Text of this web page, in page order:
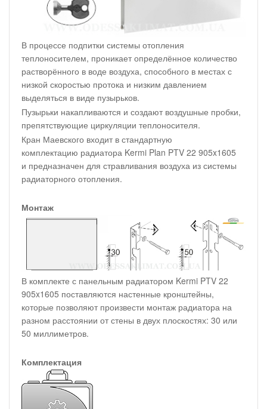
В процессе подпитки системы отопления
теплоносителем, проникает определённое количество
растворённого в воде воздуха, способного в местах с
низкой скоростью протока и низким давлением
выделяться в виде пузырьков.
Пузырьки накапливаются и создают воздушные пробки,
препятствующие циркуляции теплоносителя.
Кран Маевского входит в стандартную
комплектацию радиатора Kermi Plan PTV 22 905x1605
и предназначен для стравливания воздуха из системы
радиаторного отопления.
Монтаж
В комплекте с панельным радиатором Kermi PTV 22
905x1605 поставляются настенные кронштейны,
которые позволяют произвести монтаж радиатора на
разном расстоянии от стены в двух плоскостях: 30 или
50 миллиметров.
Комплектация